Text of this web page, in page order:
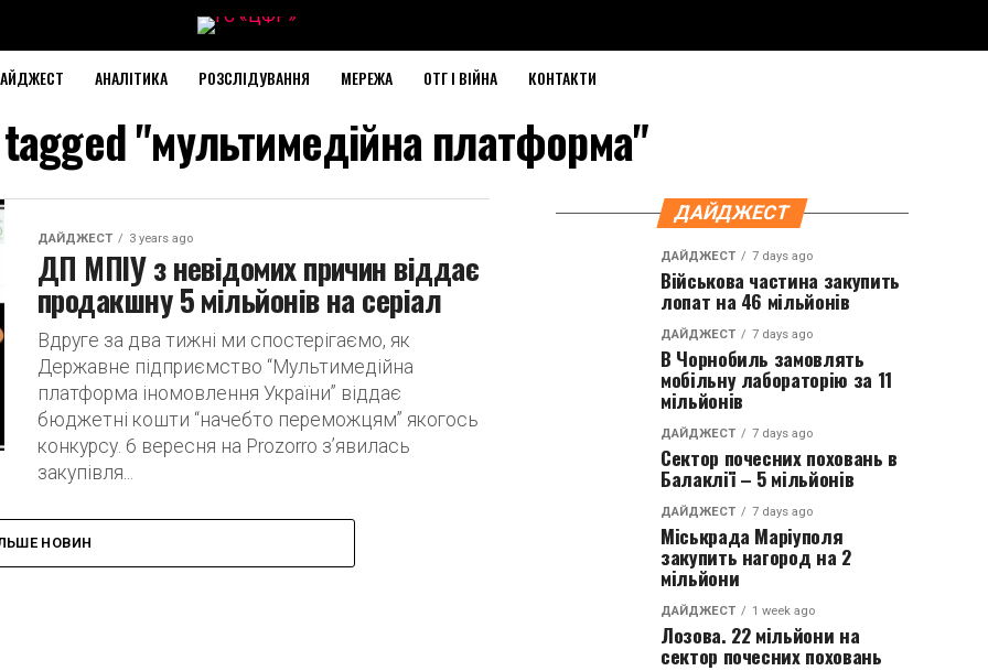
АНАЛІТИКА РОЗСЛІДУВАННЯ МЕРЕЖА ОТГ І ВІЙНА КОНТАКТИ
"мультимедійна платформа"
ДАЙДЖЕСТ 3 years ago
ДП МПІУ з невідомих причин віддає
продакшну 5 мільйонів на серіал
Вдруге за два тижні ми спостерігаємо, як
Державне підприємство “Мультимедійна
платформа іномовлення України” віддає
бюджетні кошти “начебто переможцям” якогось
конкурсу. 6 вересня на Prozorro з’явилась
закупівля...
НОВИН
ДАЙДЖЕСТ
ДАЙДЖЕСТ 7 days ago
Військова частина закупить
лопат на 46 мільйонів
ДАЙДЖЕСТ 7 days ago
В Чорнобиль замовлять
мобільну лабораторію за 11
мільйонів
ДАЙДЖЕСТ 7 days ago
Сектор почесних поховань в
Балаклії – 5 мільйонів
ДАЙДЖЕСТ 7 days ago
Міськрада Маріуполя
закупить нагород на 2
мільйони
ДАЙДЖЕСТ 1 week ago
Лозова. 22 мільйони на
сектор почесних поховань